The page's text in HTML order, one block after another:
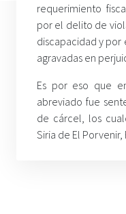
requerimiento
por el delito de
discapacidad y por
agravadas en
Es por eso que
abreviado fue
de cárcel, los
Siria de El Porvenir,